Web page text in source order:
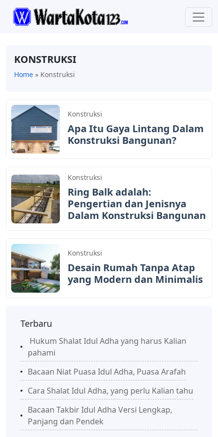
KONSTRUKSI
Home » Konstruksi
Konstruksi
Apa Itu Gaya Lintang Dalam
Konstruksi Bangunan?
Konstruksi
Ring Balk adalah:
Pengertian dan Jenisnya
Dalam Konstruksi Bangunan
Konstruksi
Desain Rumah Tanpa Atap
yang Modern dan Minimalis
Terbaru
Hukum Shalat Idul Adha yang harus Kalian
pahami
Bacaan Niat Puasa Idul Adha, Puasa Arafah
Cara Shalat Idul Adha, yang perlu Kalian tahu
Bacaan Takbir Idul Adha Versi Lengkap,
Panjang dan Pendek